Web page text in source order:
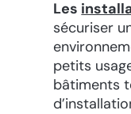
Les
sécuriser
petits
bâtiments